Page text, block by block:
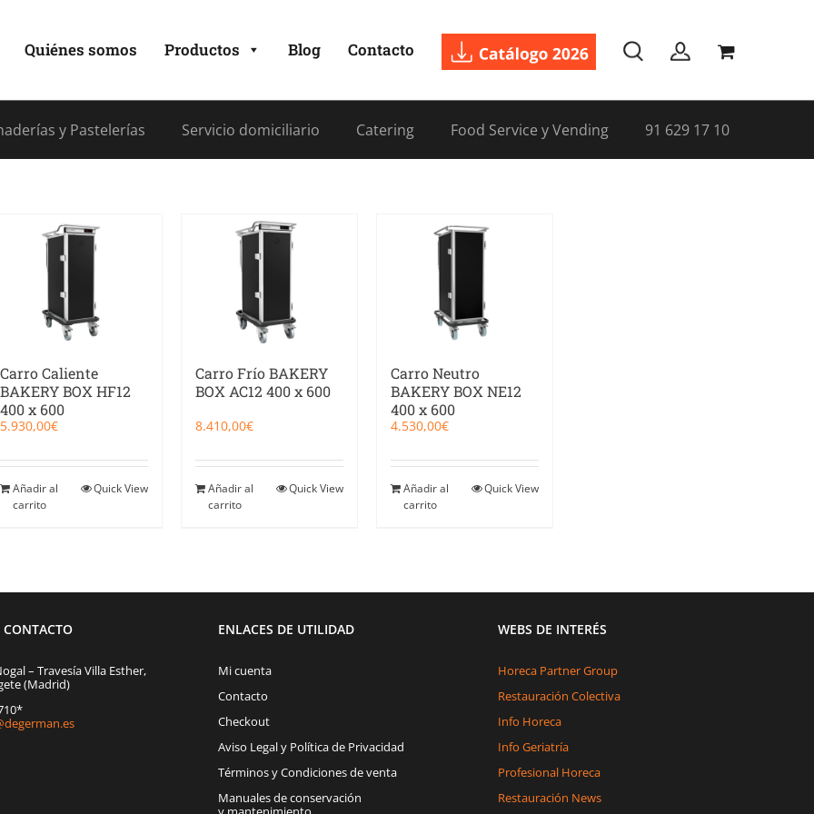
Quiénes somos Productos Blog Contacto
y Pastelerías Servicio domiciliario Catering Food Service y Vending 91 629 17 10
Carro Caliente
BAKERY BOX HF12
400 x 600
5.930,00€
Añadir al
carrito
Quick View
Carro Frío BAKERY
BOX AC12 400 x 600
8.410,00€
Añadir al
carrito
Quick View
Carro Neutro
BAKERY BOX NE12
400 x 600
4.530,00€
Añadir al
carrito
Quick View
CONTACTO
– Travesía Villa Esther,
(Madrid)
ENLACES DE UTILIDAD
Mi cuenta
Contacto
Checkout
Aviso Legal y Política de Privacidad
Términos y Condiciones de venta
Manuales de conservación
WEBS DE INTERÉS
Horeca Partner Group
Restauración Colectiva
Info Horeca
Info Geriatría
Profesional Horeca
Restauración News